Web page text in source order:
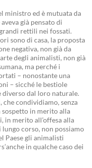
ministro ed è mutuata da
già pensato di
rettili nei fossati.
sono di casa, la proposta
negativa, non già da
degli animalisti, non già
ma perché i
– nonostante una
– sicché le bestiole
dal loro naturale.
condividiamo, senza
sospetto in merito alla
in merito all’offesa alla
corso, non possiamo
Paese gli animalisti
in qualche caso dei